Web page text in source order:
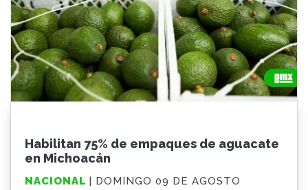
Habilitan 75% de empaques de aguacate
en Michoacán
NACIONAL | DOMINGO 09 DE AGOSTO